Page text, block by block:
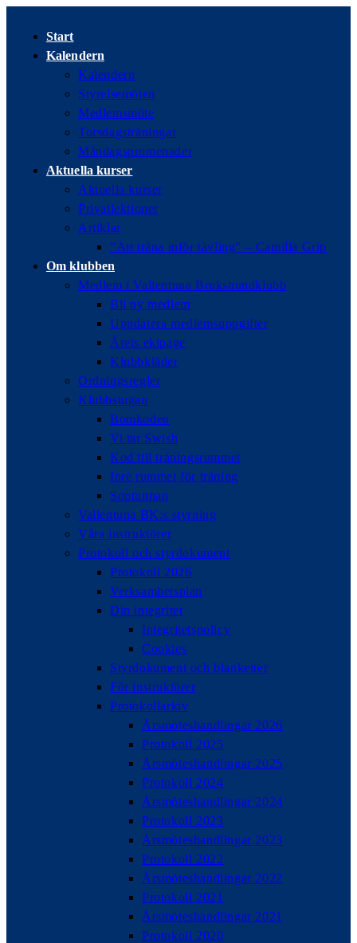
innehållet
Start
Kalendern
Kalendern
Styrelsemöten
Medlemsmöte
Torsdagsträningar
Måndagspromenader
Aktuella kurser
Aktuella kurser
Privatlektioner
Artiklar
”Att träna inför tävling” – Camilla Grip
Om klubben
Medlem i Vallentuna Brukshundklubb
Bli ny medlem
Uppdatera medlemsuppgifter
Årets ekipage
Klubbkläder
Ordningsregler
Klubbstugan
Bomkoden
Vi tar Swish
Kod till träningsrummet
Inre rummet för träning
Soptunnan
Vallentuna BK:s styrning
Våra instruktörer
Protokoll och styrdokument
Protokoll 2026
Verksamhetsplan
Din integritet
Integritetspolicy
Cookies
Styrdokument och blanketter
För instruktörer
Protokollarkiv
Årsmöteshandlingar 2026
Protokoll 2025
Årsmöteshandlingar 2025
Protokoll 2024
Årsmöteshandlingar 2024
Protokoll 2023
Årsmöteshandlingar 2023
Protokoll 2022
Årsmöteshandlingar 2022
Protokoll 2021
Årsmöteshandlingar 2021
Protokoll 2020